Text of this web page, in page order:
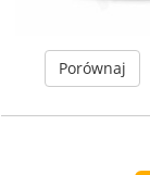
Porównaj